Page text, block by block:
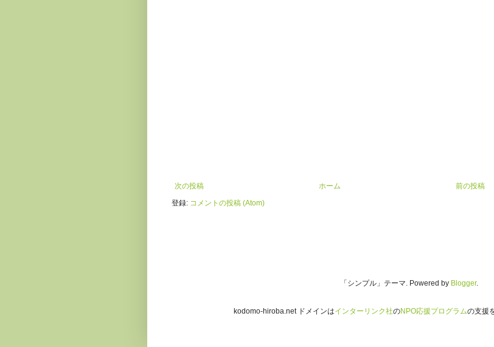
次の投稿 前の投稿
ホーム
登録: コメントの投稿 (Atom)
「シンプル」テーマ. Powered by Blogger.
kodomo-hiroba.net ドメインはインターリンク社のNPO応援プログラムの支援